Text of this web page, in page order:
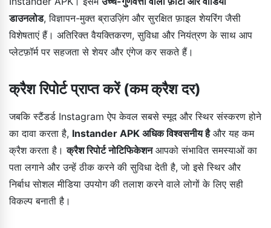
डाउनलोड, विज्ञापन-मुक्त ब्राउज़िंग और सुरक्षित फ़ाइल शेयरिंग जैसी
विशेषताएं हैं। अतिरिक्त वैयक्तिकरण, सुविधा और नियंत्रण के साथ आप
प्लेटफ़ॉर्म पर सहजता से शेयर और एंगेज कर सकते हैं।
क्रैश रिपोर्ट प्राप्त करें (कम क्रैश दर)
जबकि स्टैंडर्ड Instagram ऐप केवल सबसे स्मूद और स्थिर संस्करण होने
का दावा करता है, Instander APK अधिक विश्वसनीय हैऔर यह कम
क्रैश करता है।क्रैश रिपोर्ट नोटिफिकेशनआपको संभावित समस्याओं का
पता लगाने और उन्हें ठीक करने की सुविधा देती है, जो इसे स्थिर और
निर्बाध सोशल मीडिया उपयोग की तलाश करने वाले लोगों के लिए सही
विकल्प बनाती है।